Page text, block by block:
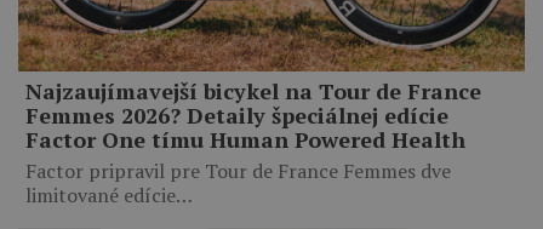
Najzaujímavejší bicykel na Tour de France
Femmes 2026? Detaily špeciálnej edície
Factor One tímu Human Powered Health
Factor pripravil pre Tour de France Femmes dve
limitované edície…